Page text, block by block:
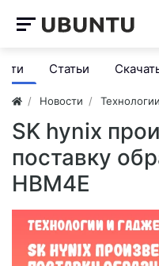
Статьи
Новости
SK hynix
поставку
HBM4E